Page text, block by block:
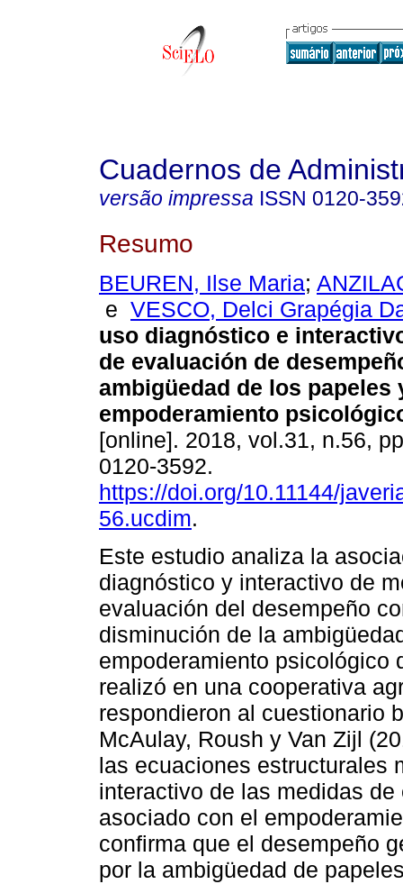
Cuadernos de
versão impressa ISSN 0120-
Resumo
BEUREN, Ilse Maria;
e VESCO, Delci Grapégia
uso diagnóstico e
de evaluación de
ambigüedad de los papeles
empoderamiento
[online]. 2018, vol.31, n.56,
0120-3592.
https://doi.org/10.11144/
56.ucdim.
Este estudio analiza la
diagnóstico y interactivo de
evaluación del desempeño
disminución de la
empoderamiento psicológico
realizó en una cooperativa
respondieron al cuestionario
McAulay, Roush y Van Zijl
las ecuaciones estructurales
interactivo de las medidas
asociado con el
confirma que el desempeño
por la ambigüedad de